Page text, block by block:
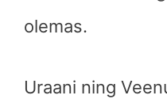
olemas.
Uraani ning